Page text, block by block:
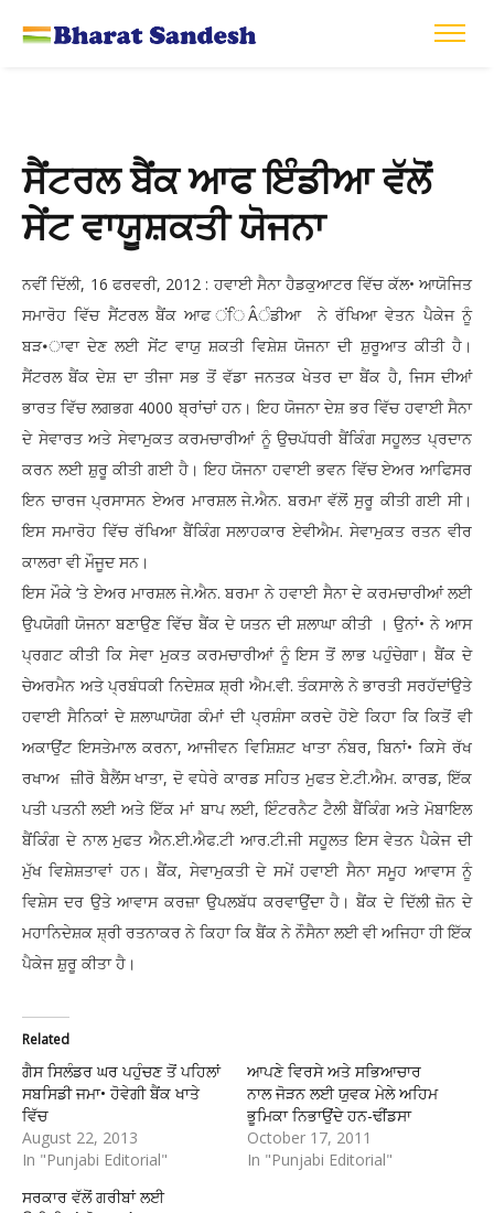
ਸੈਂਟਰਲ ਬੈਂਕ ਆਫ ਇੰਡੀਆ ਵੱਲੋਂ
ਸੇਂਟ ਵਾਯੂਸ਼ਕਤੀ ਯੋਜਨਾ
ਨਵੀਂ ਦਿੱਲੀ, 16 ਫਰਵਰੀ, 2012 : ਹਵਾਈ ਸੈਨਾ ਹੈਡਕੁਆਟਰ ਵਿੱਚ ਕੱਲ• ਆਯੋਜਿਤ
ਸਮਾਰੋਹ ਵਿੱਚ ਸੈਂਟਰਲ ਬੈਂਕ ਆਫ ਂਿÂੰਡੀਆ ਨੇ ਰੱਖਿਆ ਵੇਤਨ ਪੈਕੇਜ ਨੂੰ
ਬੜ•ਾਵਾ ਦੇਣ ਲਈ ਸੇਂਟ ਵਾਯੁ ਸ਼ਕਤੀ ਵਿਸ਼ੇਸ਼ ਯੋਜਨਾ ਦੀ ਸ਼ੁਰੂਆਤ ਕੀਤੀ ਹੈ।
ਸੈਂਟਰਲ ਬੈਂਕ ਦੇਸ਼ ਦਾ ਤੀਜਾ ਸਭ ਤੋਂ ਵੱਡਾ ਜਨਤਕ ਖੇਤਰ ਦਾ ਬੈਂਕ ਹੈ, ਜਿਸ ਦੀਆਂ
ਭਾਰਤ ਵਿੱਚ ਲਗਭਗ 4000 ਬ੍ਰਾਂਚਾਂ ਹਨ। ਇਹ ਯੋਜਨਾ ਦੇਸ਼ ਭਰ ਵਿੱਚ ਹਵਾਈ ਸੈਨਾ
ਦੇ ਸੇਵਾਰਤ ਅਤੇ ਸੇਵਾਮੁਕਤ ਕਰਮਚਾਰੀਆਂ ਨੂੰ ਉਚਪੱਧਰੀ ਬੈਂਕਿੰਗ ਸਹੂਲਤ ਪ੍ਰਦਾਨ
ਕਰਨ ਲਈ ਸ਼ੁਰੂ ਕੀਤੀ ਗਈ ਹੈ। ਇਹ ਯੋਜਨਾ ਹਵਾਈ ਭਵਨ ਵਿੱਚ ਏਅਰ ਆਫਿਸਰ
ਇਨ ਚਾਰਜ ਪ੍ਰਸਾਸਨ ਏਅਰ ਮਾਰਸ਼ਲ ਜੇ.ਐਨ. ਬਰਮਾ ਵੱਲੋਂ ਸੁਰੂ ਕੀਤੀ ਗਈ ਸੀ।
ਇਸ ਸਮਾਰੋਹ ਵਿੱਚ ਰੱਖਿਆ ਬੈਂਕਿੰਗ ਸਲਾਹਕਾਰ ਏਵੀਐਮ. ਸੇਵਾਮੁਕਤ ਰਤਨ ਵੀਰ
ਕਾਲਰਾ ਵੀ ਮੌਜੂਦ ਸਨ।
ਇਸ ਮੌਕੇ ‘ਤੇ ਏਅਰ ਮਾਰਸ਼ਲ ਜੇ.ਐਨ. ਬਰਮਾ ਨੇ ਹਵਾਈ ਸੈਨਾ ਦੇ ਕਰਮਚਾਰੀਆਂ ਲਈ
ਉਪਯੋਗੀ ਯੋਜਨਾ ਬਣਾਉਣ ਵਿੱਚ ਬੈਂਕ ਦੇ ਯਤਨ ਦੀ ਸ਼ਲਾਘਾ ਕੀਤੀ । ਉਨਾਂ• ਨੇ ਆਸ
ਪ੍ਰਗਟ ਕੀਤੀ ਕਿ ਸੇਵਾ ਮੁਕਤ ਕਰਮਚਾਰੀਆਂ ਨੂੰ ਇਸ ਤੋਂ ਲਾਭ ਪਹੁੰਚੇਗਾ। ਬੈਂਕ ਦੇ
ਚੇਅਰਮੈਨ ਅਤੇ ਪ੍ਰਬੰਧਕੀ ਨਿਦੇਸ਼ਕ ਸ਼੍ਰੀ ਐਮ.ਵੀ. ਤੰਕਸਾਲੇ ਨੇ ਭਾਰਤੀ ਸਰਹੱਦਾਂਉਤੇ
ਹਵਾਈ ਸੈਨਿਕਾਂ ਦੇ ਸ਼ਲਾਘਾਯੋਗ ਕੰਮਾਂ ਦੀ ਪ੍ਰਸ਼ੰਸਾ ਕਰਦੇ ਹੋਏ ਕਿਹਾ ਕਿ ਕਿਤੋਂ ਵੀ
ਅਕਾਉਂਟ ਇਸਤੇਮਾਲ ਕਰਨਾ, ਆਜੀਵਨ ਵਿਸ਼ਿਸ਼ਟ ਖਾਤਾ ਨੰਬਰ, ਬਿਨਾਂ• ਕਿਸੇ ਰੱਖ
ਰਖਾਅ ਜ਼ੀਰੋ ਬੈਲੈਂਸ ਖਾਤਾ, ਦੋ ਵਧੇਰੇ ਕਾਰਡ ਸਹਿਤ ਮੁਫਤ ਏ.ਟੀ.ਐਮ. ਕਾਰਡ, ਇੱਕ
ਪਤੀ ਪਤਨੀ ਲਈ ਅਤੇ ਇੱਕ ਮਾਂ ਬਾਪ ਲਈ, ਇੰਟਰਨੈਟ ਟੈਲੀ ਬੈਂਕਿੰਗ ਅਤੇ ਮੋਬਾਇਲ
ਬੈਂਕਿੰਗ ਦੇ ਨਾਲ ਮੁਫਤ ਐਨ.ਈ.ਐਫ.ਟੀ ਆਰ.ਟੀ.ਜੀ ਸਹੂਲਤ ਇਸ ਵੇਤਨ ਪੈਕੇਜ ਦੀ
ਮੁੱਖ ਵਿਸ਼ੇਸ਼ਤਾਵਾਂ ਹਨ। ਬੈਂਕ, ਸੇਵਾਮੁਕਤੀ ਦੇ ਸਮੇਂ ਹਵਾਈ ਸੈਨਾ ਸਮੂਹ ਆਵਾਸ ਨੂੰ
ਵਿਸ਼ੇਸ ਦਰ ਉਤੇ ਆਵਾਸ ਕਰਜ਼ਾ ਉਪਲਬੱਧ ਕਰਵਾਉਂਦਾ ਹੈ। ਬੈਂਕ ਦੇ ਦਿੱਲੀ ਜ਼ੋਨ ਦੇ
ਮਹਾਨਿਦੇਸ਼ਕ ਸ਼੍ਰੀ ਰਤਨਾਕਰ ਨੇ ਕਿਹਾ ਕਿ ਬੈਂਕ ਨੇ ਨੌਸੈਨਾ ਲਈ ਵੀ ਅਜਿਹਾ ਹੀ ਇੱਕ
ਪੈਕੇਜ ਸ਼ੁਰੂ ਕੀਤਾ ਹੈ।
Related
ਗੈਸ ਸਿਲੰਡਰ ਘਰ ਪਹੁੰਚਣ ਤੋਂ ਪਹਿਲਾਂ
ਸਬਸਿਡੀ ਜਮਾ• ਹੋਵੇਗੀ ਬੈਂਕ ਖਾਤੇ
ਵਿੱਚ
August 22, 2013
In "Punjabi Editorial"
ਆਪਣੇ ਵਿਰਸੇ ਅਤੇ ਸਭਿਆਚਾਰ
ਨਾਲ ਜੋੜਨ ਲਈ ਯੁਵਕ ਮੇਲੇ ਅਹਿਮ
ਭੂਮਿਕਾ ਨਿਭਾਉਂਦੇ ਹਨ-ਢੀਂਡਸਾ
October 17, 2011
In "Punjabi Editorial"
ਸਰਕਾਰ ਵੱਲੋਂ ਗਰੀਬਾਂ ਲਈ